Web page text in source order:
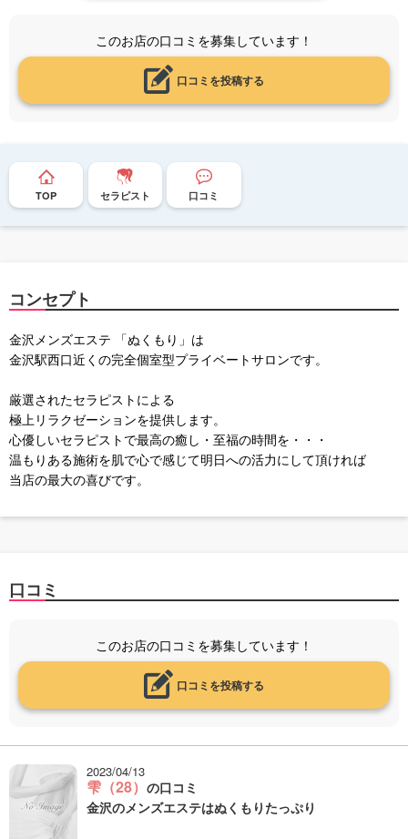
このお店の口コミを募集しています！
口コミを投稿する
TOP セラピスト 口コミ
コンセプト
金沢メンズエステ 「ぬくもり」は
金沢駅西口近くの完全個室型プライベートサロンです。
厳選されたセラピストによる
極上リラクゼーションを提供します。
心優しいセラピストで最高の癒し・至福の時間を・・・
温もりある施術を肌で心で感じて明日への活力にして頂ければ
当店の最大の喜びです。
口コミ
このお店の口コミを募集しています！
口コミを投稿する
2023/04/13
雫（28） の口コミ
金沢のメンズエステはぬくもりたっぷり